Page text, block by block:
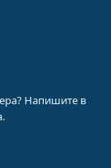
Напишите в